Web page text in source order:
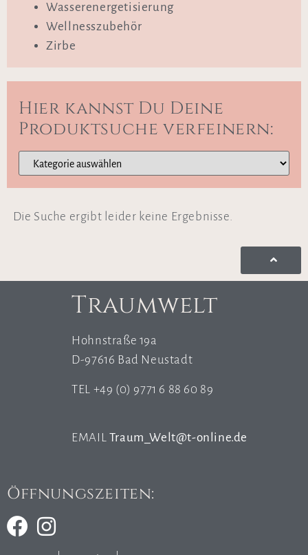
Wasserenergetisierung
Wellnesszubehör
Zirbe
Hier kannst Du Deine
Produktsuche verfeinern:
Die Suche ergibt leider keine Ergebnisse.
Traumwelt
Hohnstraße 19a
D-97616 Bad Neustadt
TEL +49 (0) 9771 6 88 60 89
EMAIL Traum_Welt@t-online.de
Öffnungszeiten: